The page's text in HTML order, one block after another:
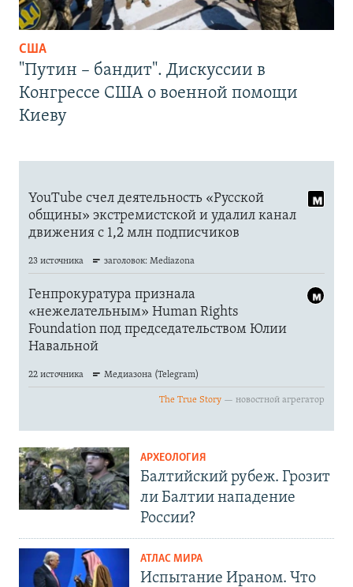
США
"Путин – бандит". Дискуссии в
Конгрессе США о военной помощи
Киеву
АРХЕОЛОГИЯ
Балтийский рубеж. Грозит
ли Балтии нападение
России?
АТЛАС МИРА
Испытание Ираном. Что